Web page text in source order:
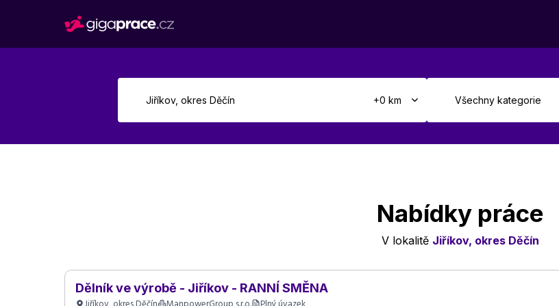
Nabídky práce
V lokalitě Jiříkov, okres Děčín
Dělník ve výrobě - Jiříkov - RANNÍ SMĚNA
Jiříkov, okres Děčín ManpowerGroup s.r.o. Plný úvazek